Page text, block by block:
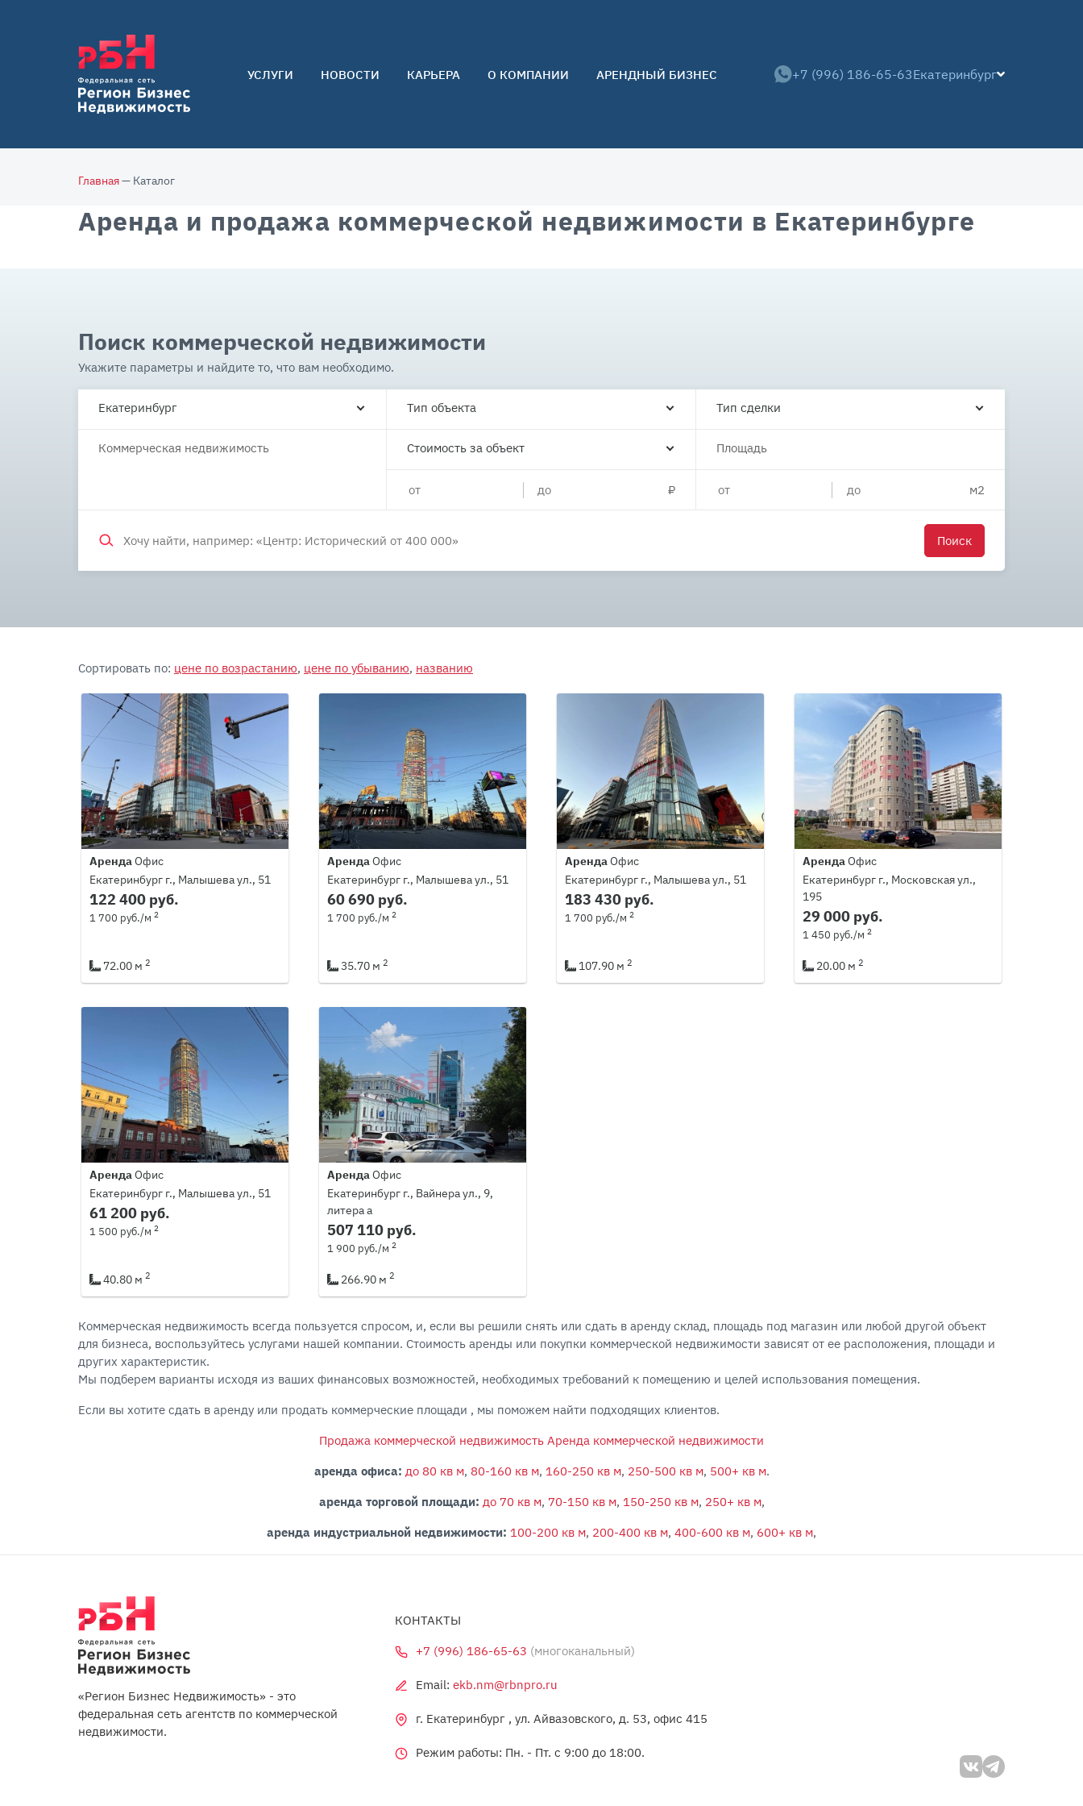
УСЛУГИ
Покупателям
НОВОСТИ КАРЬЕРА О КОМПАНИИ
Команда
АРЕНДНЫЙ БИЗНЕС +7 (996) 186-65-63Екатеринбург
Главная— Каталог
Аренда и продажа коммерческой недвижимости в Екатеринбурге
Поиск коммерческой недвижимости
Укажите параметры и найдите то, что вам необходимо.
Екатеринбург Тип объекта Тип сделки
Коммерческая недвижимость Стоимость за объект Площадь
Поиск
Сортировать по: цене по возрастанию, цене по убыванию, названию
АрендаОфис
Екатеринбург г., Малышева ул., 51
122 400 руб.
1 700 руб./м 2
72.00 м 2
АрендаОфис
Екатеринбург г., Малышева ул., 51
60 690 руб.
1 700 руб./м 2
35.70 м 2
АрендаОфис
Екатеринбург г., Малышева ул., 51
183 430 руб.
1 700 руб./м 2
107.90 м 2
АрендаОфис
Екатеринбург г., Московская ул.,
195
29 000 руб.
1 450 руб./м 2
20.00 м 2
Аренда Офис
Екатеринбург г., Малышева ул., 51
61 200 руб.
1 500 руб./м 2
40.80 м 2
Аренда Офис
Екатеринбург г., Вайнера ул., 9,
литера а
507 110 руб.
1 900 руб./м 2
266.90 м 2
Коммерческая недвижимость всегда пользуется спросом, и, если вы решили снять или сдать в аренду склад, площадь под магазин или любой другой объект
для бизнеса, воспользуйтесь услугами нашей компании. Стоимость аренды или покупки коммерческой недвижимости зависят от ее расположения, площади и
других характеристик.
Мы подберем варианты исходя из ваших финансовых возможностей, необходимых требований к помещению и целей использования помещения.
Если вы хотите сдать в аренду или продать коммерческие площади , мы поможем найти подходящих клиентов.
Продажа коммерческой недвижимость Аренда коммерческой недвижимости
аренда офиса: до 80 кв м, 80-160 кв м, 160-250 кв м, 250-500 кв м, 500+ кв м.
аренда торговой площади: до 70 кв м, 70-150 кв м, 150-250 кв м, 250+ кв м,
аренда индустриальной недвижимости: 100-200 кв м, 200-400 кв м, 400-600 кв м, 600+ кв м,
«Регион Бизнес Недвижимость» - это
федеральная сеть агентств по коммерческой
недвижимости.
КОНТАКТЫ
+7 (996) 186-65-63 (многоканальный)
Email:ekb.nm@rbnpro.ru
г. Екатеринбург , ул. Айвазовского, д. 53, офис 415
Режим работы: Пн. - Пт. c 9:00 до 18:00.